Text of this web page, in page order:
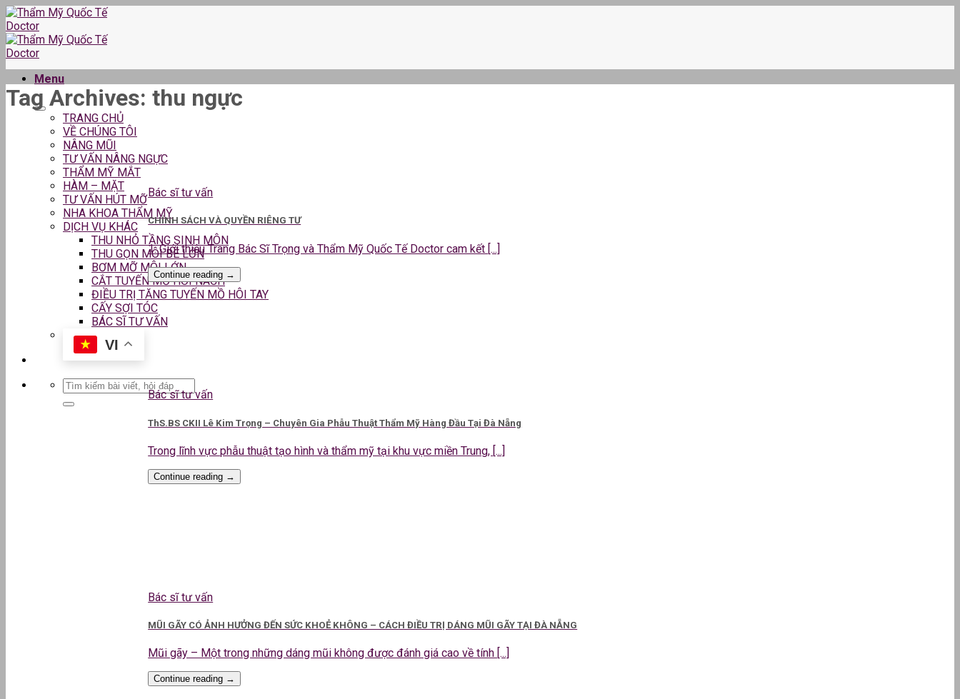
Skip
to
content
Menu
TRANG CHỦ
VỀ CHÚNG TÔI
NÂNG MŨI
TƯ VẤN NÂNG NGỰC
THẨM MỸ MẮT
HÀM – MẶT
TƯ VẤN HÚT MỠ
NHA KHOA THẨM MỸ
DỊCH VỤ KHÁC
THU NHỎ TẦNG SINH MÔN
THU GỌN MÔI BÉ LỚN
BƠM MỠ MÔI LỚN
CẮT TUYẾN MỒ HÔI NÁCH
ĐIỀU TRỊ TĂNG TUYẾN MỒ HÔI TAY
CẤY SỢI TÓC
BÁC SĨ TƯ VẤN
VI
Tag Archives: thu ngực
Bác sĩ tư vấn
CHÍNH SÁCH VÀ QUYỀN RIÊNG TƯ
1. Giới thiệu Trang Bác Sĩ Trọng và Thẩm Mỹ Quốc Tế Doctor cam kết [...]
Continue reading →
Bác sĩ tư vấn
ThS.BS CKII Lê Kim Trọng – Chuyên Gia Phẫu Thuật Thẩm Mỹ Hàng Đầu Tại Đà Nẵng
Trong lĩnh vực phẫu thuật tạo hình và thẩm mỹ tại khu vực miền Trung, [...]
Continue reading →
Bác sĩ tư vấn
MŨI GÃY CÓ ẢNH HƯỞNG ĐẾN SỨC KHOẺ KHÔNG – CÁCH ĐIỀU TRỊ DÁNG MŨI GÃY TẠI ĐÀ NẴNG
Mũi gãy – Một trong những dáng mũi không được đánh giá cao về tính [...]
Continue reading →